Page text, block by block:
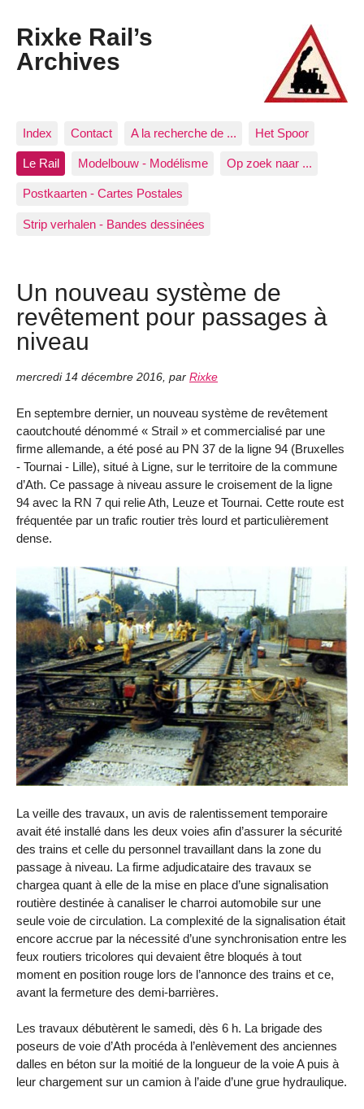
Rixke Rail’s
Archives
Index Contact A la recherche de ... Het Spoor
Le Rail Modelbouw - Modélisme Op zoek naar ...
Postkaarten - Cartes Postales
Strip verhalen - Bandes dessinées
Un nouveau système de
revêtement pour passages à
niveau
mercredi 14 décembre 2016, par Rixke
En septembre dernier, un nouveau système de revêtement
caoutchouté dénommé « Strail » et commercialisé par une
firme allemande, a été posé au PN 37 de la ligne 94 (Bruxelles
- Tournai - Lille), situé à Ligne, sur le territoire de la commune
d’Ath. Ce passage à niveau assure le croisement de la ligne
94 avec la RN 7 qui relie Ath, Leuze et Tournai. Cette route est
fréquentée par un trafic routier très lourd et particulièrement
dense.
La veille des travaux, un avis de ralentissement temporaire
avait été installé dans les deux voies afin d’assurer la sécurité
des trains et celle du personnel travaillant dans la zone du
passage à niveau. La firme adjudicataire des travaux se
chargea quant à elle de la mise en place d’une signalisation
routière destinée à canaliser le charroi automobile sur une
seule voie de circulation. La complexité de la signalisation était
encore accrue par la nécessité d’une synchronisation entre les
feux routiers tricolores qui devaient être bloqués à tout
moment en position rouge lors de l’annonce des trains et ce,
avant la fermeture des demi-barrières.
Les travaux débutèrent le samedi, dès 6 h. La brigade des
poseurs de voie d’Ath procéda à l’enlèvement des anciennes
dalles en béton sur la moitié de la longueur de la voie A puis à
leur chargement sur un camion à l’aide d’une grue hydraulique.